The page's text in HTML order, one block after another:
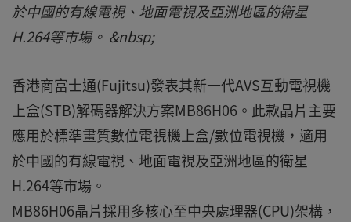
於中國的有線電視、地面電視及亞洲地區的衛星
H.264等市場。 &nbsp;
香港商富士通(Fujitsu)發表其新一代AVS互動電視機
上盒(STB)解碼器解決方案MB86H06。此款晶片主要
應用於標準畫質數位電視機上盒/數位電視機，適用
於中國的有線電視、地面電視及亞洲地區的衛星
H.264等市場。
MB86H06晶片採用多核心至中央處理器(CPU)架構，